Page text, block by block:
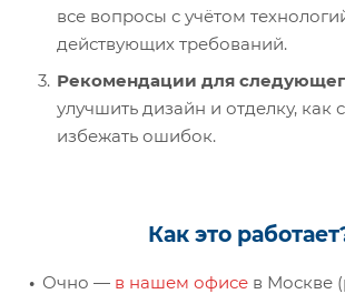
все вопросы с учётом
действующих требований.
Рекомендации для
улучшить дизайн и отделку, как
избежать ошибок.
Как это
Очно — в нашем офисе в Москве